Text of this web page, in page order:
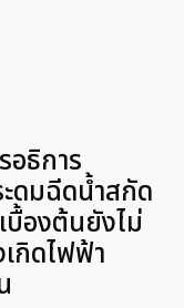
อธิการ
ดมฉีดน้ำสกัด
บื้องต้นยังไม่
กิดไฟฟ้า